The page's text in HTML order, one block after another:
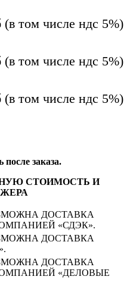
(в том числе ндс 5%)
(в том числе ндс 5%)
(в том числе ндс 5%)
заказа.
СТОИМОСТЬ И
ДОСТАВКА
«СДЭК».
ДОСТАВКА
ДОСТАВКА
«ДЕЛОВЫЕ